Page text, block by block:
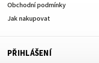
Obchodní podmínky
Jak nakupovat
PŘIHLÁŠENÍ